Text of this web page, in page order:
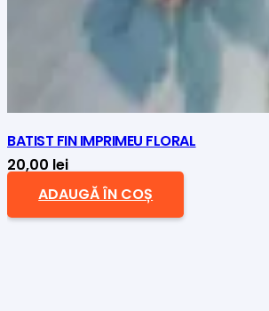
BATIST FIN IMPRIMEU FLORAL
20,00 lei
ADAUGĂ ÎN COȘ